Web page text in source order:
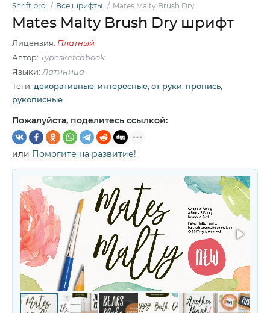
Shrift.pro Все шрифты Mates Malty Brush Dry
Mates Malty Brush Dry шрифт
Лицензия: Платный
Автор: Typesketchbook
Языки: Латиница
Теги: декоративные интересные от руки пропись
рукописные
Пожалуйста, поделитесь ссылкой:
или Помогите на развитие!